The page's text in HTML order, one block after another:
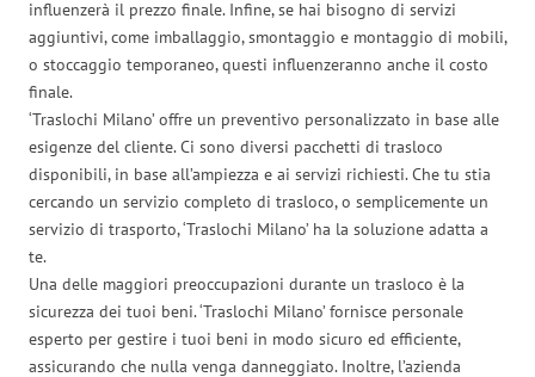
influenzerà il prezzo finale. Infine, se hai bisogno di servizi
aggiuntivi, come imballaggio, smontaggio e montaggio di mobili,
o stoccaggio temporaneo, questi influenzeranno anche il costo
finale.
‘Traslochi Milano’ offre un preventivo personalizzato in base alle
esigenze del cliente. Ci sono diversi pacchetti di trasloco
disponibili, in base all’ampiezza e ai servizi richiesti. Che tu stia
cercando un servizio completo di trasloco, o semplicemente un
servizio di trasporto, ‘Traslochi Milano’ ha la soluzione adatta a
te.
Una delle maggiori preoccupazioni durante un trasloco è la
sicurezza dei tuoi beni. ‘Traslochi Milano’ fornisce personale
esperto per gestire i tuoi beni in modo sicuro ed efficiente,
assicurando che nulla venga danneggiato. Inoltre, l’azienda